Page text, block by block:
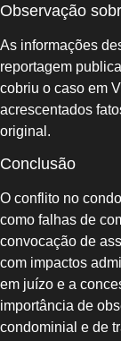
Observação
As informações
reportagem
cobriu o caso em
acrescentados
original.
Conclusão
O conflito no
como falhas de
convocação de
com impactos
em juízo e a
importância de
condominial e de